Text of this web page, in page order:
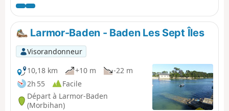
les sites de la Barre, qui en condamne souvent l'accès,
ou la très photogénique maisonnette de Nichtarger, face
à l'Île de Saint-Cado, le Nord de la ria est, lui, beaucoup
plus sauvage et secret. Dans ce lieu où l'eau épouse la
terre, à moins que ce ne soit les landes qui enlacent la
mer, il est courant de devoir s'arrêter devant l'inattendu
du paysage. Les deux étapes de ce circuit suivent les
petites routes qui pénètrent au cœur de ce paysage si
changeant. Au départ du bourg de Mendon, elles
peuvent s'additionner pour ne former qu'un seul circuit
Larmor-Baden - Baden Les Sept Îles
Visorandonneur
10,18 km
+10 m
-22 m
2h 55
Facile
Départ à Larmor-Baden
(Morbihan)